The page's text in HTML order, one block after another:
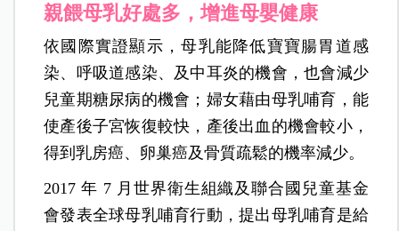
親餵母乳好處多，增進母嬰健康
依國際實證顯示，母乳能降低寶寶腸胃道感
染、呼吸道感染、及中耳炎的機會，也會減少
兒童期糖尿病的機會；婦女藉由母乳哺育，能
使產後子宮恢復較快，產後出血的機會較小，
得到乳房癌、卵巢癌及骨質疏鬆的機率減少。
2017 年 7 月世界衛生組織及聯合國兒童基金
會發表全球母乳哺育行動，提出母乳哺育是給